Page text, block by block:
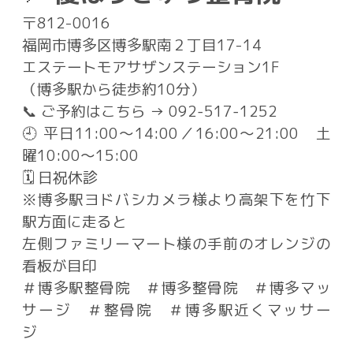
〒812-0016
福岡市博多区博多駅南２丁目17-14
エステートモアサザンステーション1F
（博多駅から徒歩約10分）
📞 ご予約はこちら → 092‑517‑1252
🕘 平日11:00～14:00／16:00～21:00 土
曜10:00～15:00
🗓 日祝休診
※博多駅ヨドバシカメラ様より高架下を竹下
駅方面に走ると
左側ファミリーマート様の手前のオレンジの
看板が目印
＃博多駅整骨院 ＃博多整骨院 ＃博多マッ
サージ ＃整骨院 ＃博多駅近くマッサー
ジ